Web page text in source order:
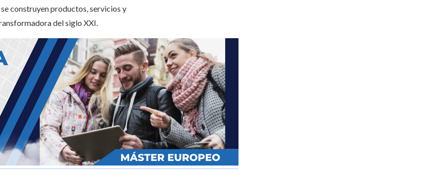
construyen productos, servicios y
del siglo XXI.